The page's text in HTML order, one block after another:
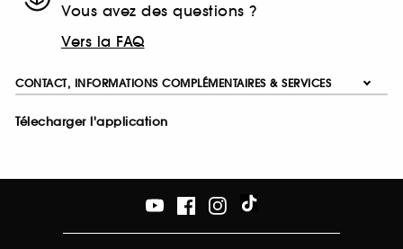
Vous avez des questions ?
Vers la FAQ
CONTACT, INFORMATIONS COMPLÉMENTAIRES & SERVICES
Télecharger l'application